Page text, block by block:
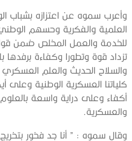
وأعرب سموه عن اعتزازه بشباب
العلمية والفكرية وحسهم
للخدمة والعمل المخلص ضمن
تزداد قوة وتطورا وكفاءة برفدها
والسلاح الحديث والعلم
كلياتنا العسكرية الوطنية
أكفاء وعلى دراية واسعة بالعلوم
والعسكرية.
وقال سموه : ” أنا جد فخور